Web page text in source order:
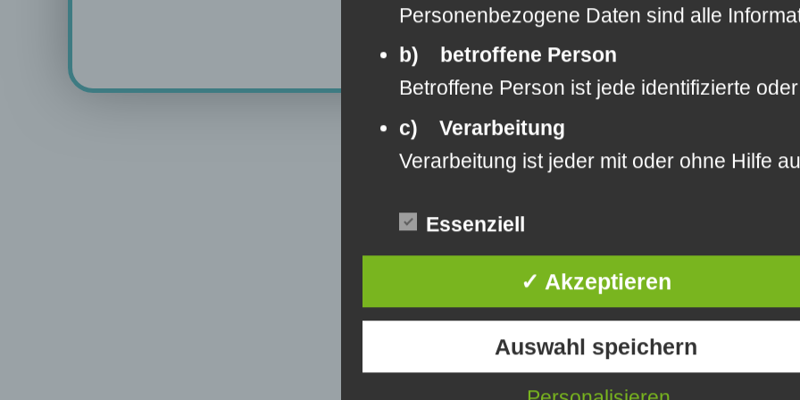
Personenbezogene Daten sind alle
b) betroffene Person
Betroffene Person ist jede identifizierte
c) Verarbeitung
Verarbeitung ist jeder mit oder ohne Hilfe
Einschränkung der Verarbeitung ist die
Profiling ist jede Art der automatisierten
f) Pseudonymisierung
Pseudonymisierung ist die Verarbeitung
Essenziell
✓ Akzeptieren
Auswahl speichern